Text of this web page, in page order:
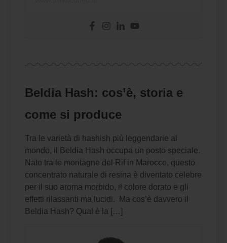
Beldia Hash: cos’è, storia e
come si produce
Tra le varietà di hashish più leggendarie al
mondo, il Beldia Hash occupa un posto speciale.
Nato tra le montagne del Rif in Marocco, questo
concentrato naturale di resina è diventato celebre
per il suo aroma morbido, il colore dorato e gli
effetti rilassanti ma lucidi. Ma cos’è davvero il
Beldia Hash? Qual è la […]